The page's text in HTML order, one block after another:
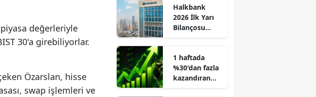
değerleriyle
30'a girebiliyorlar.
Özarslan, hisse
swap işlemleri ve
Halkbank
2026 İlk Yarı
Bilançosu
1 haftada
%30'dan fazla
kazandıran